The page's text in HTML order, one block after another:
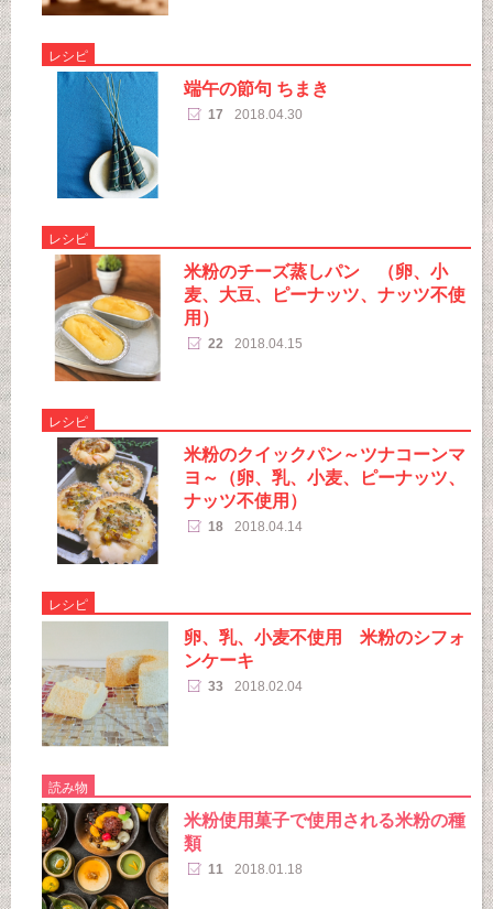
レシピ
端午の節句 ちまき
17 2018.04.30
レシピ
米粉のチーズ蒸しパン （卵、小
麦、大豆、ピーナッツ、ナッツ不使
用）
22 2018.04.15
レシピ
米粉のクイックパン～ツナコーンマ
ヨ～（卵、乳、小麦、ピーナッツ、
ナッツ不使用）
18 2018.04.14
レシピ
卵、乳、小麦不使用 米粉のシフォ
ンケーキ
33 2018.02.04
読み物
米粉使用菓子で使用される米粉の種
類
11 2018.01.18